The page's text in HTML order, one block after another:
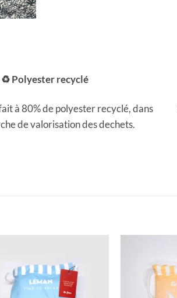
♻️ Polyester recyclé
à 80% de polyester recyclé, dans
de valorisation des dechets.